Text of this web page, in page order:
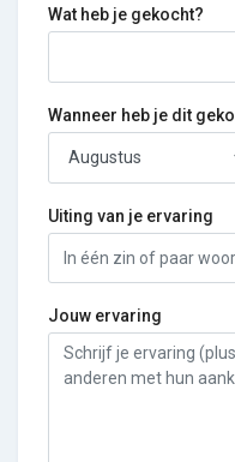
Wat heb je gekocht?
Wanneer heb je dit
Uiting van je ervaring
Jouw ervaring